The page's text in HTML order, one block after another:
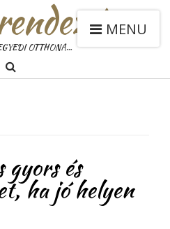
OTTHONA…
MENU
gyors és
ha jó helyen